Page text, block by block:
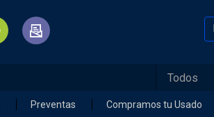
Preventas Compramos tu Usado